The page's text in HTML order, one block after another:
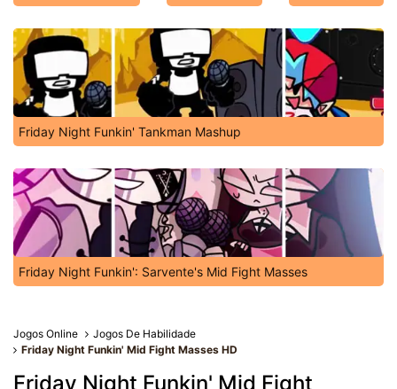
Friday Night Funkin' Tankman Mashup
Friday Night Funkin': Sarvente's Mid Fight Masses
Jogos Online
Jogos De Habilidade
Friday Night Funkin' Mid Fight Masses HD
Friday Night Funkin' Mid Fight